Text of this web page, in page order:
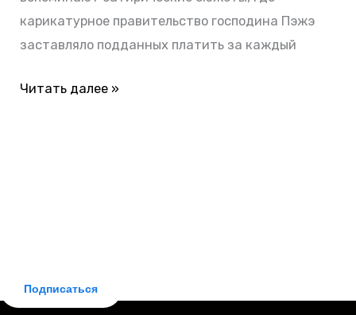
карикатурное правительство господина Пэжэ
заставляло подданных платить за каждый
Читать далее »
Подписаться